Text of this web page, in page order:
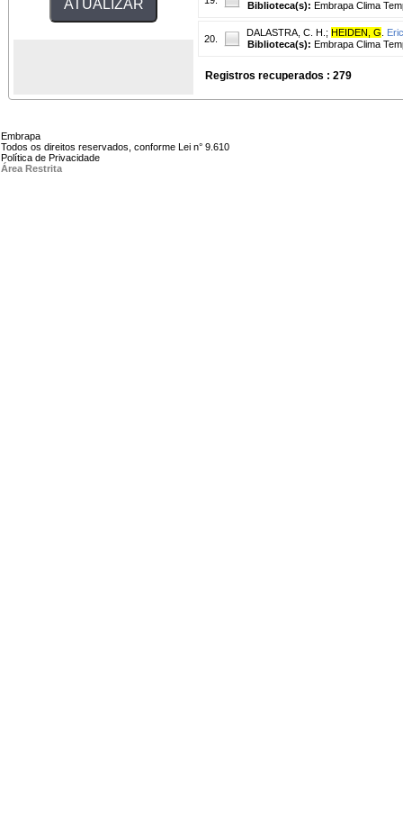
Biblioteca(s): Embrapa Clima
20.
DALASTRA, C. H. ; HEIDEN, G
Biblioteca(s): Embrapa Clima
Registros recuperados : 279
Embrapa
Todos os direitos reservados, conforme Lei n° 9.610
Política de Privacidade
Área Restrita